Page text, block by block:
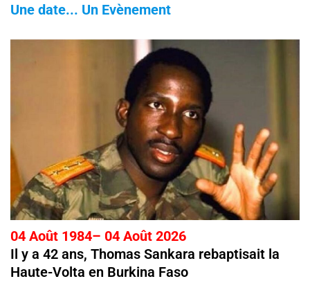
Une date... Un Evènement
04 Août 1984– 04 Août 2026
Il y a 42 ans, Thomas Sankara rebaptisait la
Haute-Volta en Burkina Faso